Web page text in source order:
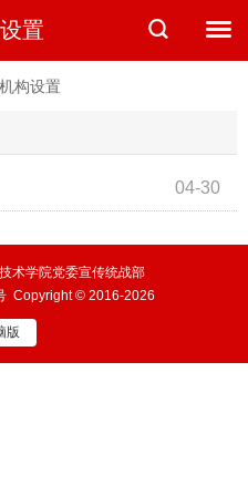
置
机构设置
04-30
术学院党委宣传统战部
Copyright © 2016-2026
版